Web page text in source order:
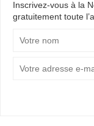
Inscrivez-vous à la
gratuitement toute